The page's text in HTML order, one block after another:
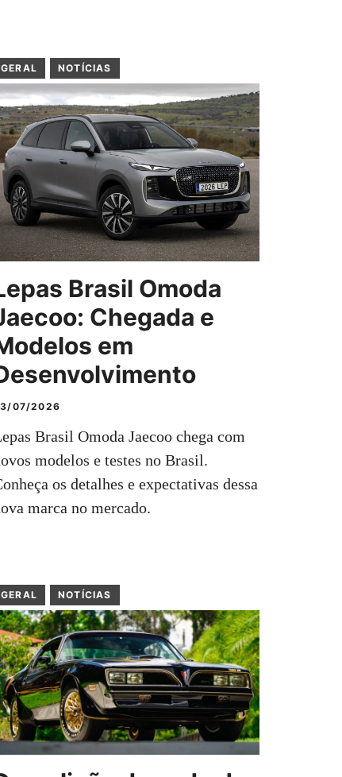
GERAL NOTÍCIAS
Brasil Omoda
Chegada e
em
07/2026
Brasil Omoda Jaecoo chega com
modelos e testes no Brasil.
os detalhes e expectativas dessa
marca no mercado.
GERAL NOTÍCIAS